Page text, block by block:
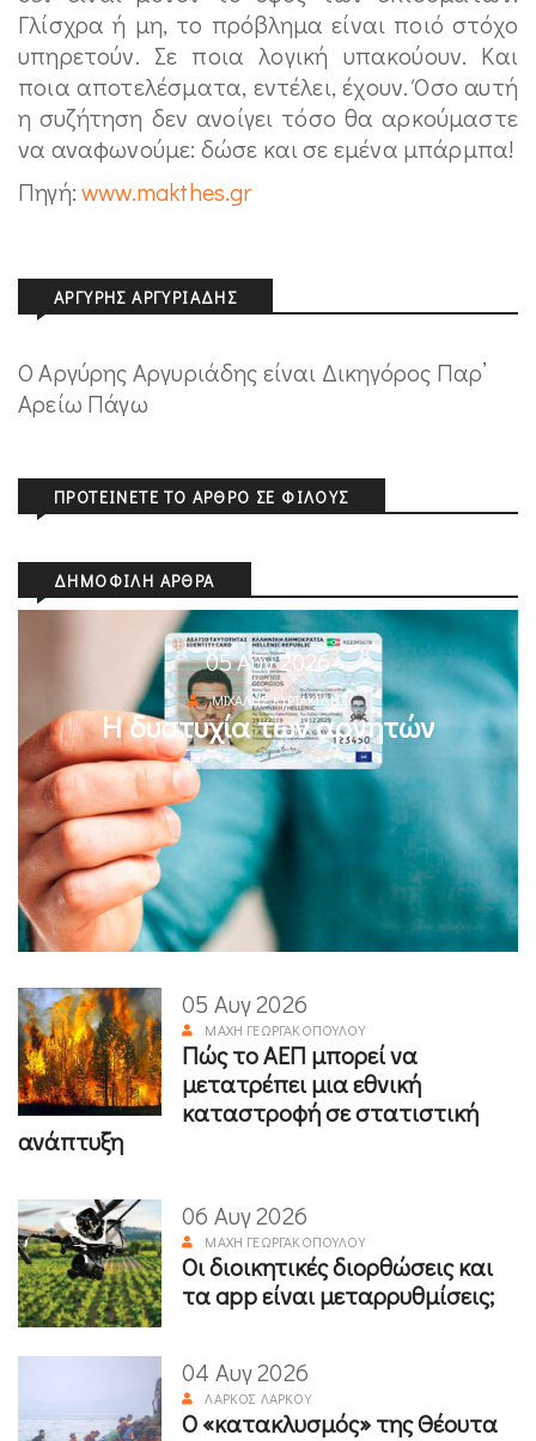
Γλίσχρα ή μη, το πρόβλημα είναι ποιό στόχο
υπηρετούν. Σε ποια λογική υπακούουν. Και
ποια αποτελέσματα, εντέλει, έχουν. Όσο αυτή
η συζήτηση δεν ανοίγει τόσο θα αρκούμαστε
να αναφωνούμε: δώσε και σε εμένα μπάρμπα!
Πηγή:www.makthes.gr
ΑΡΓΎΡΗΣ ΑΡΓΥΡΙΆΔΗΣ
Ο Αργύρης Αργυριάδης είναι Δικηγόρος Παρ’
Αρείω Πάγω
ΠΡΟΤΕΊΝΕΤΕ ΤΟ ΆΡΘΡΟ ΣΕ ΦΊΛΟΥΣ
ΔΗΜΟΦΙΛΉ ΆΡΘΡΑ
05 Αυγ 2026
ΜΙΧΆΛΗΣ ΚΥΡΙΑΚΊΔΗΣ
Η δυστυχία των αρνητών
05 Αυγ 2026
ΜΆΧΗ ΓΕΩΡΓΑΚΟΠΟΎΛΟΥ
Πώς το ΑΕΠ μπορεί να
μετατρέπει μια εθνική
καταστροφή σε στατιστική
ανάπτυξη
06 Αυγ 2026
ΜΆΧΗ ΓΕΩΡΓΑΚΟΠΟΎΛΟΥ
Οι διοικητικές διορθώσεις και
τα app είναι μεταρρυθμίσεις;
04 Αυγ 2026
ΛΆΡΚΟΣ ΛΆΡΚΟΥ
Ο «κατακλυσμός» της Θέουτα